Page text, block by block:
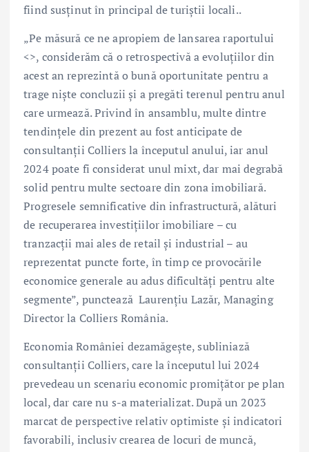
fiind susținut în principal de turiștii locali..
„Pe măsură ce ne apropiem de lansarea raportului
<>, considerăm că o retrospectivă a evoluțiilor din
acest an reprezintă o bună oportunitate pentru a
trage niște concluzii și a pregăti terenul pentru anul
care urmează. Privind în ansamblu, multe dintre
tendințele din prezent au fost anticipate de
consultanții Colliers la începutul anului, iar anul
2024 poate fi considerat unul mixt, dar mai degrabă
solid pentru multe sectoare din zona imobiliară.
Progresele semnificative din infrastructură, alături
de recuperarea investițiilor imobiliare – cu
tranzacții mai ales de retail și industrial – au
reprezentat puncte forte, în timp ce provocările
economice generale au adus dificultăți pentru alte
segmente”, punctează Laurențiu Lazăr, Managing
Director la Colliers România.
Economia României dezamăgește, subliniază
consultanții Colliers, care la începutul lui 2024
prevedeau un scenariu economic promițător pe plan
local, dar care nu s-a materializat. După un 2023
marcat de perspective relativ optimiste și indicatori
favorabili, inclusiv crearea de locuri de muncă,